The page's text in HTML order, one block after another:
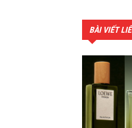
BÀI VIẾT